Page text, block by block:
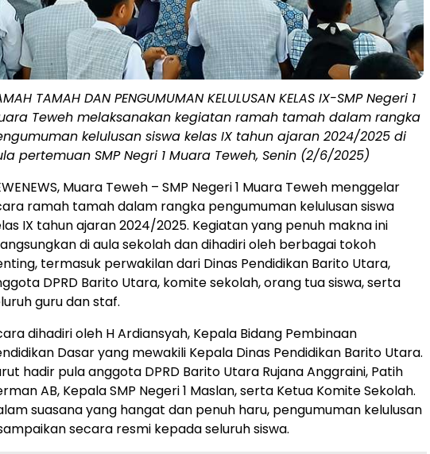
TAMAH DAN PENGUMUMAN KELULUSAN KELAS IX-SMP Negeri 1
Teweh melaksanakan kegiatan ramah tamah dalam rangka
kelulusan siswa kelas IX tahun ajaran 2024/2025 di
pertemuan SMP Negri 1 Muara Teweh, Senin (2/6/2025)
Muara Teweh – SMP Negeri 1 Muara Teweh menggelar
ramah tamah dalam rangka pengumuman kelulusan siswa
IX tahun ajaran 2024/2025. Kegiatan yang penuh makna ini
di aula sekolah dan dihadiri oleh berbagai tokoh
termasuk perwakilan dari Dinas Pendidikan Barito Utara,
DPRD Barito Utara, komite sekolah, orang tua siswa, serta
guru dan staf.
dihadiri oleh H Ardiansyah, Kepala Bidang Pembinaan
Dasar yang mewakili Kepala Dinas Pendidikan Barito Utara.
hadir pula anggota DPRD Barito Utara Rujana Anggraini, Patih
AB, Kepala SMP Negeri 1 Maslan, serta Ketua Komite Sekolah.
suasana yang hangat dan penuh haru, pengumuman kelulusan
secara resmi kepada seluruh siswa.